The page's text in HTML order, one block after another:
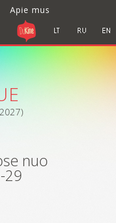
Apie mus
nuo
29